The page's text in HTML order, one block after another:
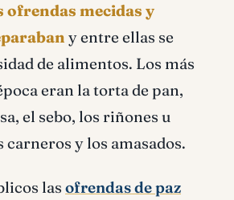
ofrendas mecidas y
y entre ellas se
de alimentos. Los más
eran la torta de pan,
el sebo, los riñones u
carneros y los amasados.
las ofrendas de paz